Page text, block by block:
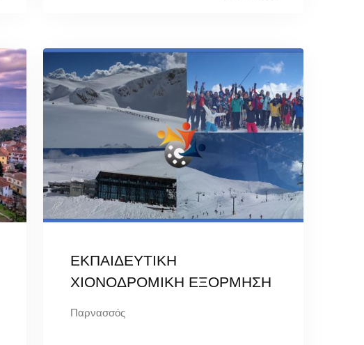
ΕΚΠΑΙΔΕΥΤΙΚΗ
ΧΙΟΝΟΔΡΟΜΙΚΗ ΕΞΟΡΜΗΣΗ
Παρνασσός